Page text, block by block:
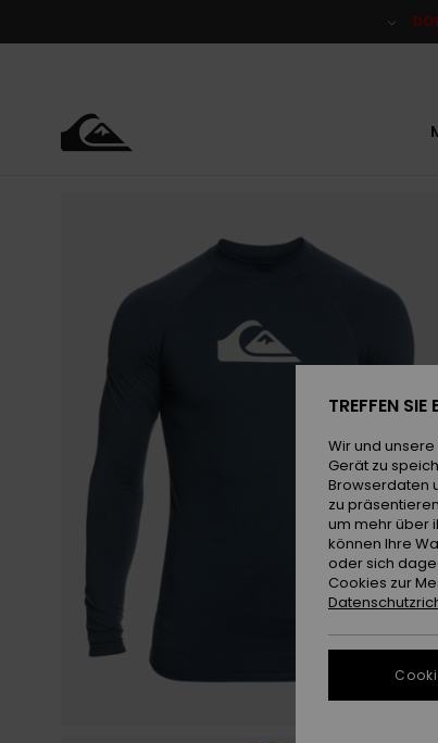
TREFFEN
Wir und
Gerät zu
Browserdaten
zu
um mehr über
können Ihre
oder sich
Cookies zur